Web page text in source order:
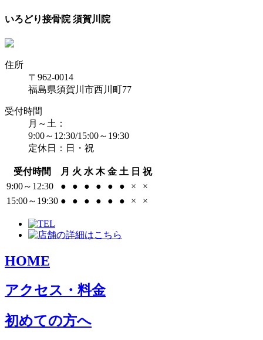
いろどり接骨院 須賀川院
住所
〒962-0014
福島県須賀川市西川町77
受付時間
月～土：
9:00～12:30/15:00～19:30
定休日：日・祝
受付時間 月 火 水 木 金 土 日 祝
9:00～12:30
● ● ● ● ● ● ×
×
15:00～19:30 ● ● ● ● ● ● × ×
HOME
アクセス・料金
初めての方へ